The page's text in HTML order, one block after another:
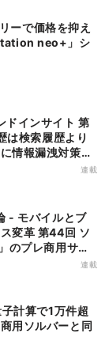
ーで価格を抑え
neo+」シ
は検索履歴より
情報漏洩対策を
連載
変革 第44回 ソ
のプレ商用サー
な商用展開のめ
連載
用ソルバーと同